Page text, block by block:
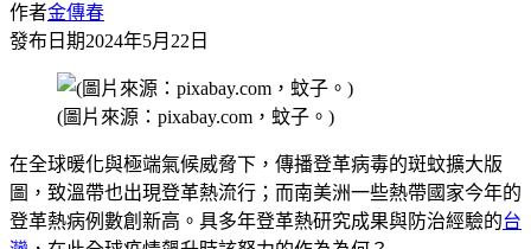
作者金傳春
發布日期2024年5月22日
(圖片來源：pixabay.com，蚊子。)
在全球暖化與極端氣候威脅下，傳播登革病毒的斑蚊擴大版
圖，致溫帶也出現登革熱流行；而南美洲一些熱帶國家今年的
登革熱病例數創新高。具多年登革熱研究成果與防治經驗的台